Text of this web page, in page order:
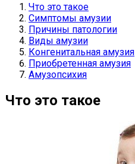
Что это такое
Симптомы амузии
Причины патологии
Виды амузии
Конгенитальная амузия
Приобретенная амузия
Амузопсихия
Что это такое